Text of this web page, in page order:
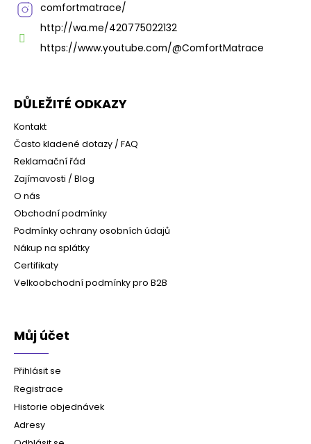
comfortmatrace/
http://wa.me/420775022132
https://www.youtube.com/@ComfortMatrace
DŮLEŽITÉ ODKAZY
Kontakt
Často kladené dotazy / FAQ
Reklamační řád
Zajímavosti / Blog
O nás
Obchodní podmínky
Podmínky ochrany osobních údajů
Nákup na splátky
Certifikaty
Velkoobchodní podmínky pro B2B
Můj účet
Přihlásit se
Registrace
Historie objednávek
Adresy